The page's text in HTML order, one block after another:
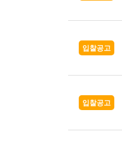
입찰공고
입찰공고